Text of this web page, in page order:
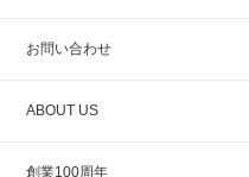
お問い合わせ
ABOUT US
創業100周年